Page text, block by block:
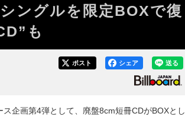
ングルを限定BOXで復
も
送る
シェア
ポスト
企画第4弾として、廃盤8cm短冊CDがBOXとし